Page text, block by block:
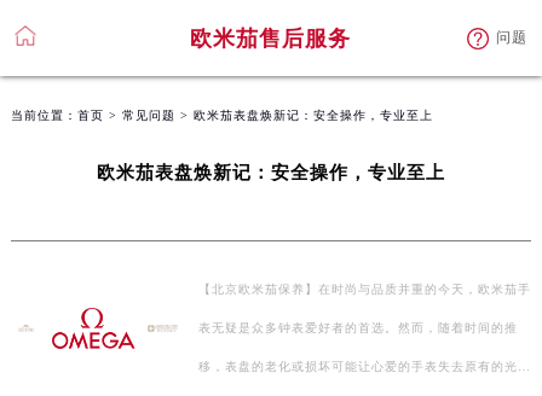
欧米茄售后服务 问题
当前位置： 首页 > 常见问题 > 欧米茄表盘焕新记：安全操作，专业至上
欧米茄表盘焕新记：安全操作，专业至上
【北京欧米茄保养】在时尚与品质并重的今天，欧米茄手
表无疑是众多钟表爱好者的首选。然而，随着时间的推
移，表盘的老化或损坏可能让心爱的手表失去原有的光